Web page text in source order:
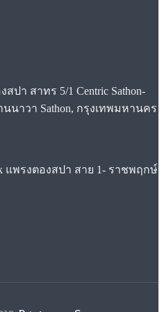
สปา สาทร 5/1 Centric Sathon-
นาวา Sathon, กรุงเทพมหานคร
แพรงตองสปา สาย 1- ราชพฤกษ์